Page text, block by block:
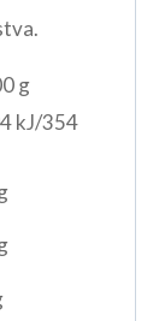
g
kJ/354